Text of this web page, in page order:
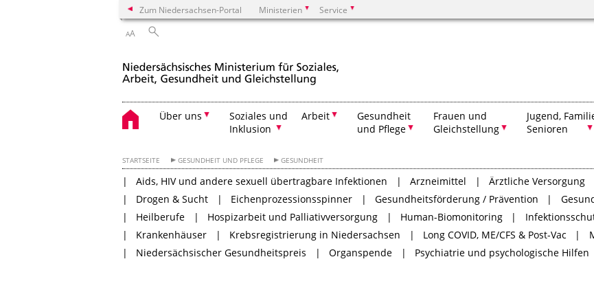
Zum Niedersachsen-Portal Ministerien Service
AA
Über uns
Soziales und
Inklusion
Arbeit
Gesundheit
und Pflege
Frauen und
Gleichstellung
Jugend,
Senioren
STARTSEITE GESUNDHEIT UND PFLEGE GESUNDHEIT
Aids, HIV und andere sexuell übertragbare Infektionen Arzneimittel Ärztliche Versorgung
Drogen & Sucht
Eichenprozessionsspinner Gesundheitsförderung / Prävention
Heilberufe
Hospizarbeit und Palliativversorgung Human-Biomonitoring
Krankenhäuser
Krebsregistrierung in Niedersachsen Long COVID, ME/CFS & Post-Vac
Niedersächsischer Gesundheitspreis
Organspende Psychiatrie und psychologische Hilfen